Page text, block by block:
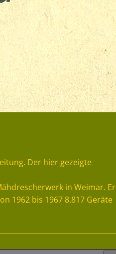
Der hier gezeigte
in Weimar. Er
1962 bis 1967 8.817 Geräte